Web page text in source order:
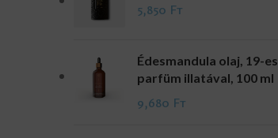
5,850 Ft
Édesmandula olaj, 19-es
parfüm illatával, 100 ml
9,680 Ft